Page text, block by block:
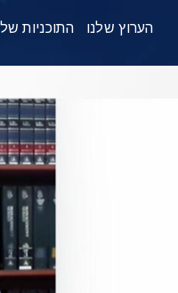
הערוץ שלנו התוכניות